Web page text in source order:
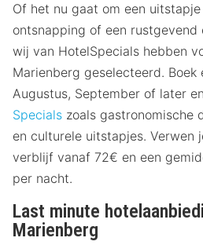
Of het nu gaat om een
ontsnapping of een rustgevend
wij van HotelSpecials hebben
Marienberg geselecteerd. Boek
Augustus, September of later
Specials zoals gastronomische
en culturele uitstapjes. Verwen
verblijf vanaf 72€ en een
per nacht.
Last minute
Marienberg